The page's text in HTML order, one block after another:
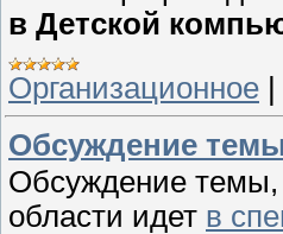
в Детской
Организационное
Обсуждение
Обсуждение
области идет в